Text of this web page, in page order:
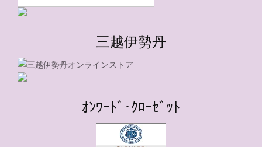
三越伊勢丹
ｵﾝﾜｰﾄﾞ･ｸﾛｰｾﾞｯﾄ